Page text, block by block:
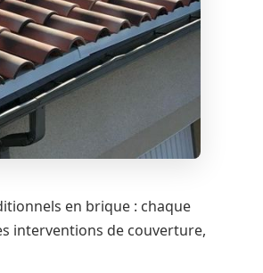
en brique : chaque
interventions de couverture,